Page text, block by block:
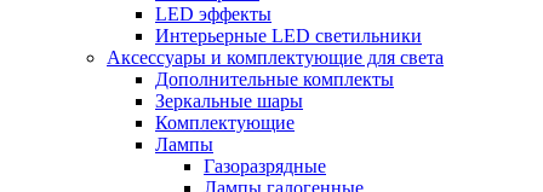
LED эффекты
Интерьерные LED светильники
Аксессуары и комплектующие для света
Дополнительные комплекты
Зеркальные шары
Комплектующие
Лампы
Газоразрядные
Лампы галогенные